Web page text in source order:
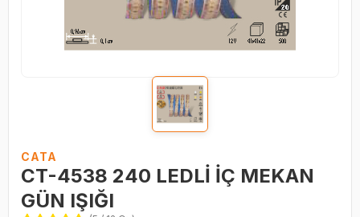
CATA
CT-4538 240 LEDLİ İÇ MEKAN
GÜN IŞIĞI